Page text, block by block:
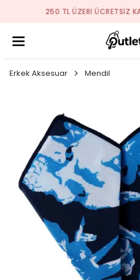
2026 SEZON
Erkek Aksesuar Mendil